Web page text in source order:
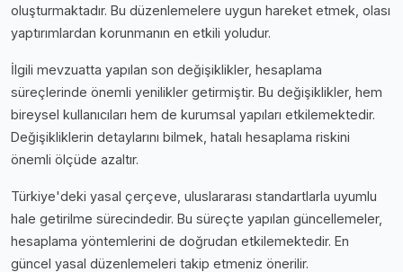
oluşturmaktadır. Bu düzenlemelere uygun hareket etmek, olası
yaptırımlardan korunmanın en etkili yoludur.
İlgili mevzuatta yapılan son değişiklikler, hesaplama
süreçlerinde önemli yenilikler getirmiştir. Bu değişiklikler, hem
bireysel kullanıcıları hem de kurumsal yapıları etkilemektedir.
Değişikliklerin detaylarını bilmek, hatalı hesaplama riskini
önemli ölçüde azaltır.
Türkiye'deki yasal çerçeve, uluslararası standartlarla uyumlu
hale getirilme sürecindedir. Bu süreçte yapılan güncellemeler,
hesaplama yöntemlerini de doğrudan etkilemektedir. En
güncel yasal düzenlemeleri takip etmeniz önerilir.